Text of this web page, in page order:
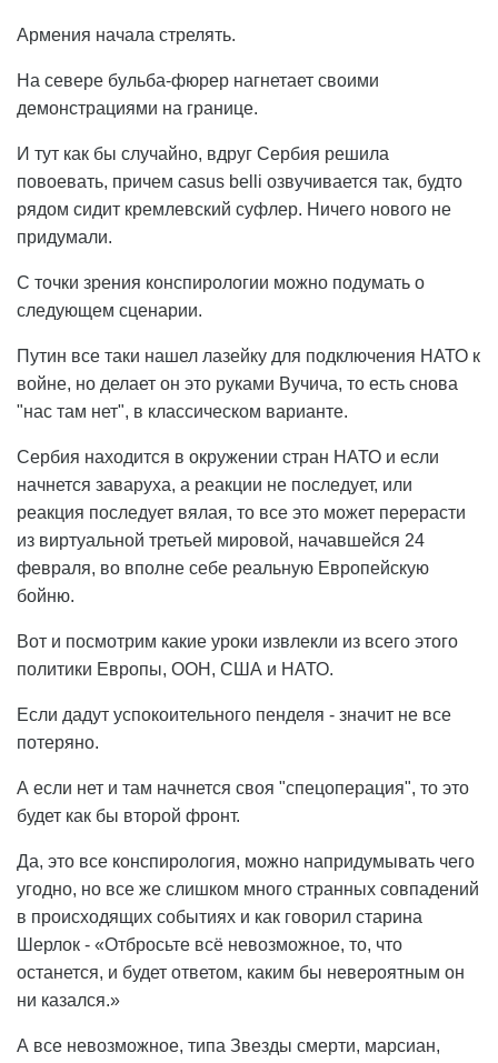
Армения начала стрелять.
На севере бульба-фюрер нагнетает своими
демонстрациями на границе.
И тут как бы случайно, вдруг Сербия решила
повоевать, причем casus belli озвучивается так, будто
рядом сидит кремлевский суфлер. Ничего нового не
придумали.
С точки зрения конспирологии можно подумать о
следующем сценарии.
Путин все таки нашел лазейку для подключения НАТО к
войне, но делает он это руками Вучича, то есть снова
"нас там нет", в классическом варианте.
Сербия находится в окружении стран НАТО и если
начнется заваруха, а реакции не последует, или
реакция последует вялая, то все это может перерасти
из виртуальной третьей мировой, начавшейся 24
февраля, во вполне себе реальную Европейскую
бойню.
Вот и посмотрим какие уроки извлекли из всего этого
политики Европы, ООН, США и НАТО.
Если дадут успокоительного пенделя - значит не все
потеряно.
А если нет и там начнется своя "спецоперация", то это
будет как бы второй фронт.
Да, это все конспирология, можно напридумывать чего
угодно, но все же слишком много странных совпадений
в происходящих событиях и как говорил старина
Шерлок -
Отбросьте всё невозможное, то, что
останется, и будет ответом, каким бы невероятным он
ни казался.
А все невозможное, типа Звезды смерти, марсиан,